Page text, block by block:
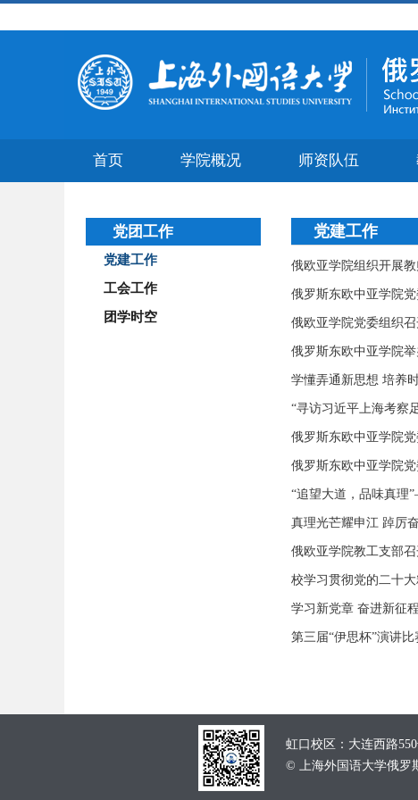
首页 学院概况 师资队伍
党团工作
党建工作
工会工作
团学时空
党建工作
俄欧亚学院组织开展教
俄罗斯东欧中亚学院
俄欧亚学院党委组织
俄罗斯东欧中亚学院
学懂弄通新思想 培养
“寻访习近平上海考
俄罗斯东欧中亚学院
俄罗斯东欧中亚学院
“追望大道，品味真理
真理光芒耀申江 踔厉
俄欧亚学院教工支部
校学习贯彻党的二十
学习新党章 奋进新征程
第三届“伊思杯”演讲
虹口校区：大连西路
© 上海外国语大学俄罗